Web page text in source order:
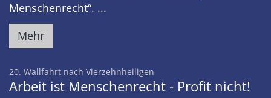
Menschenrecht“. ...
Mehr
20. Wallfahrt nach Vierzehnheiligen
Arbeit ist Menschenrecht - Profit nicht!